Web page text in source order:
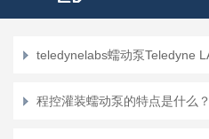
程控灌装蠕动泵的特点是什么？